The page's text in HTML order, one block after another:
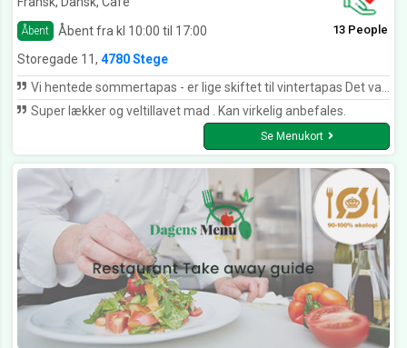
Åbent Åbent fra kl 10:00 til 17:00 13 People
Storegade 11, 4780 Stege
Vi hentede sommertapas - er lige skiftet til vintertapas Det var lækkert, nemt at have med at gøre og pakket, så det ikke blev blandet sammen. Det kan bestemt anbefales
Super lækker og veltillavet mad . Kan virkelig anbefales.
Se Menukort